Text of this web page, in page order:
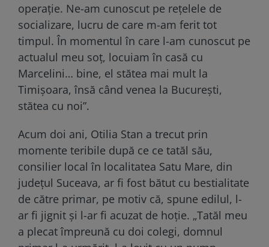
operație. Ne-am cunoscut pe rețelele de
socializare, lucru de care m-am ferit tot
timpul. În momentul în care l-am cunoscut pe
actualul meu soț, locuiam în casă cu
Marcelini… bine, el stătea mai mult la
Timișoara, însă când venea la București,
stătea cu noi”.
Acum doi ani, Otilia Stan a trecut prin
momente teribile după ce ce tatăl său,
consilier local în localitatea Satu Mare, din
județul Suceava, ar fi fost bătut cu bestialitate
de către primar, pe motiv că, spune edilul, l-
ar fi jignit și l-ar fi acuzat de hoție. „Tatăl meu
a plecat împreună cu doi colegi, domnul